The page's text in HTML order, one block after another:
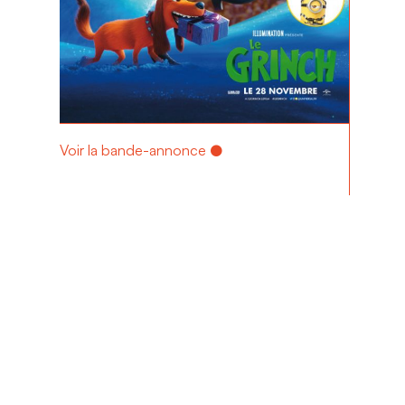
Voir la bande-annonce